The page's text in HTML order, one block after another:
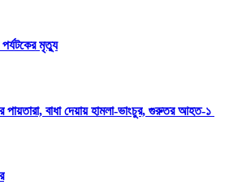
পর্যটকের মৃত্যু
বাধা দেয়ায় হামলা-ভাংচুর, গুরুতর আহত-১